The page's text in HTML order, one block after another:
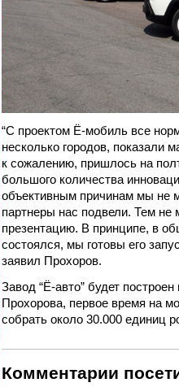
“С проектом Ё-мобиль все
несколько городов, показали
к сожалению, пришлось на
большого количества
объективным причинам мы не
партнеры нас подвели. Тем
презентацию. В принципе, в
состоялся, мы готовы его
заявил Прохоров.
Завод “Ё-авто” будет
Прохорова, первое время на
собрать около 30.000 единиц
Комментарии